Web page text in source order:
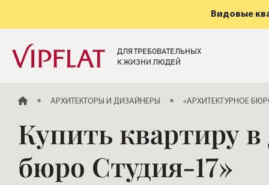
Видовые
ДЛЯ ТРЕБОВАТЕЛЬНЫХ
К ЖИЗНИ ЛЮДЕЙ
ГЛАВНАЯАРХИТЕКТОРЫ И ДИЗАЙНЕРЫ «АРХИТЕКТУРНОЕ
Купить квартиру
бюро Студия-17»